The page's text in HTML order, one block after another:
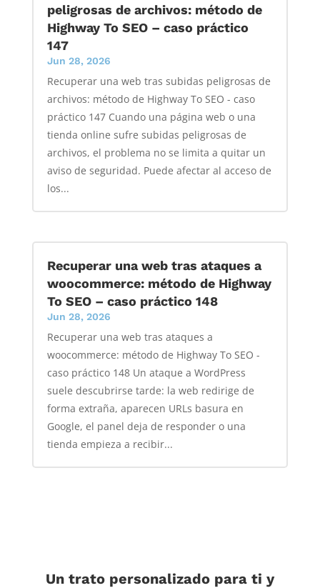
peligrosas de archivos: método de
Highway To SEO – caso práctico
147
Jun 28, 2026
Recuperar una web tras subidas peligrosas de
archivos: método de Highway To SEO - caso
práctico 147 Cuando una página web o una
tienda online sufre subidas peligrosas de
archivos, el problema no se limita a quitar un
aviso de seguridad. Puede afectar al acceso de
los...
Recuperar una web tras ataques a
woocommerce: método de Highway
To SEO – caso práctico 148
Jun 28, 2026
Recuperar una web tras ataques a
woocommerce: método de Highway To SEO -
caso práctico 148 Un ataque a WordPress
suele descubrirse tarde: la web redirige de
forma extraña, aparecen URLs basura en
Google, el panel deja de responder o una
tienda empieza a recibir...
Un trato personalizado para ti y